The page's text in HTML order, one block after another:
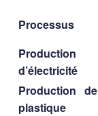
Processus
Production
d’électricité
Production de
plastique